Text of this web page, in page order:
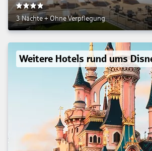
4
3 Nächte+Ohne Verpflegung
Weitere Hotels rund ums